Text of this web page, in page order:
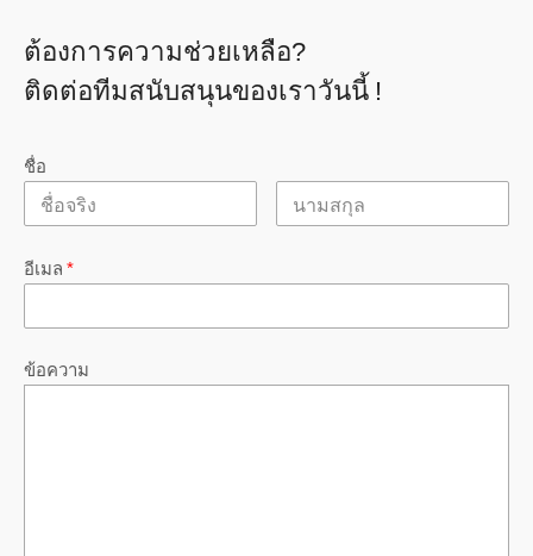
ต้องการความช่วยเหลือ?
ติดต่อทีมสนับสนุนของเราวันนี้ !
ชื่อ
อีเมล *
ข้อความ